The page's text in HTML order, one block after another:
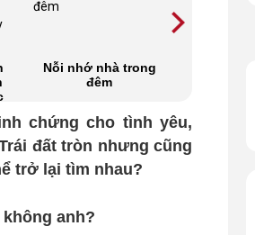
Nỗi nhớ nhà trong
đêm
Nơi anh
chứng cho tình yêu,
đất tròn nhưng cũng
trở lại tìm nhau?